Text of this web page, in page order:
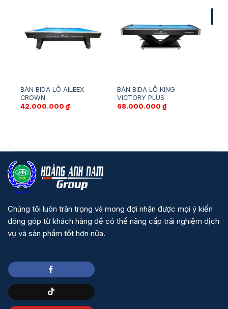
BÀN BIDA LỖ AILEEX
CROWN
42.000.000 ₫
BÀN BIDA LỖ KING
VICTORY PLUS
68.000.000 ₫
Chúng tôi luôn trân trọng và mong đợi nhận được mọi ý kiến
đóng góp từ khách hàng để có thể nâng cấp trải nghiệm dịch
vụ và sản phẩm tốt hơn nữa.